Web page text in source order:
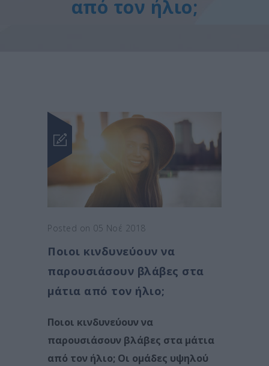
από τον ήλιο;
Posted on 05 Νοέ 2018
Ποιοι κινδυνεύουν να
παρουσιάσουν βλάβες στα
μάτια από τον ήλιο;
Ποιοι κινδυνεύουν να
παρουσιάσουν βλάβες στα μάτια
από τον ήλιο; Οι ομάδες υψηλού